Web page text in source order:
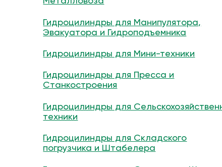
Гидроцилиндры для Манипулятора,
Эвакуатора и Гидроподъемника
Гидроцилиндры для Мини-техники
Гидроцилиндры для Пресса и
Станкостроения
Гидроцилиндры для
техники
Гидроцилиндры для Складского
погрузчика и Штабелера